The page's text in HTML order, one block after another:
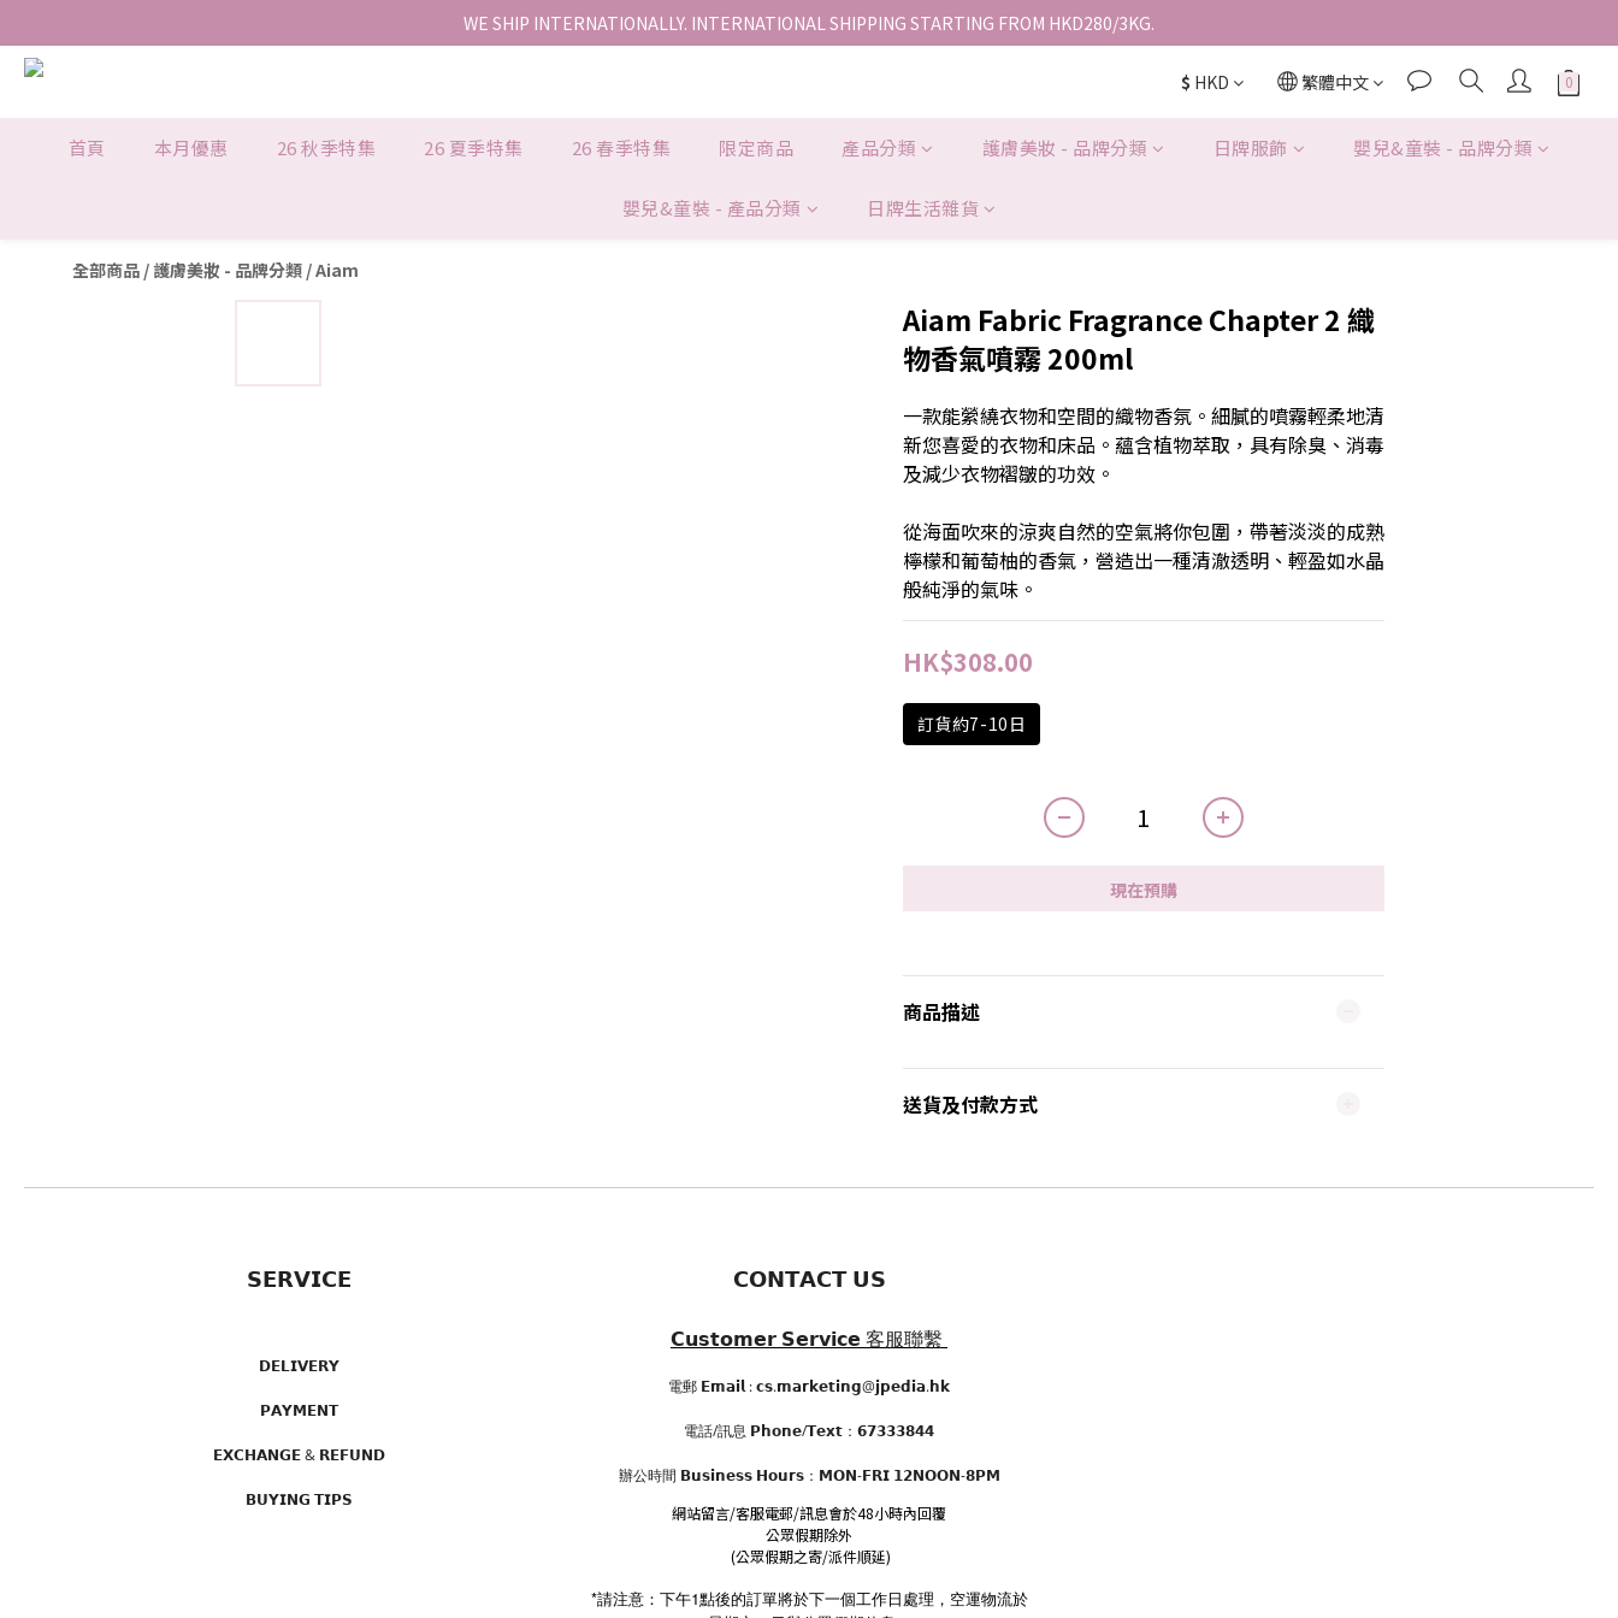
香港地區全店免運。免運費適用於香港順豐站、營業點或智能櫃取件。
WE SHIP INTERNATIONALLY. INTERNATIONAL SHIPPING STARTING FROM HKD280/3KG.
$ HKD 繁體中文
首頁 本月優惠 26 秋季特集 26 夏季特集 26 春季特集 限定商品 產品分類 護膚美妝 - 品牌分類 日牌服飾 嬰兒&童裝 - 品牌分類
嬰兒&童裝 - 產品分類 日牌生活雜貨
全部商品 /護膚美妝 - 品牌分類 /Aiam
Aiam Fabric Fragrance Chapter 2 織
物香氣噴霧 200ml
一款能縈繞衣物和空間的織物香氛。細膩的噴霧輕柔地清
新您喜愛的衣物和床品。蘊含植物萃取，具有除臭、消毒
及減少衣物褶皺的功效。
從海面吹來的涼爽自然的空氣將你包圍，帶著淡淡的成熟
檸檬和葡萄柚的香氣，營造出一種清澈透明、輕盈如水晶
般純淨的氣味。
HK$308.00
訂貨約7-10日
現在預購
商品描述
送貨及付款方式
𝗦𝗘𝗥𝗩𝗜𝗖𝗘
𝗗𝗘𝗟𝗜𝗩𝗘𝗥𝗬
𝗣𝗔𝗬𝗠𝗘𝗡𝗧
𝗘𝗫𝗖𝗛𝗔𝗡𝗚𝗘 & 𝗥𝗘𝗙𝗨𝗡𝗗
𝗕𝗨𝗬𝗜𝗡𝗚 𝗧𝗜𝗣𝗦
𝗖𝗢𝗡𝗧𝗔𝗖𝗧 𝗨𝗦
𝗖𝘂𝘀𝘁𝗼𝗺𝗲𝗿 𝗦𝗲𝗿𝘃𝗶𝗰𝗲 客服聯繫
電郵 𝗘𝗺𝗮𝗶𝗹 : 𝗰𝘀.𝗺𝗮𝗿𝗸𝗲𝘁𝗶𝗻𝗴@𝗷𝗽𝗲𝗱𝗶𝗮.𝗵𝗸
電話/訊息 𝗣𝗵𝗼𝗻𝗲/𝗧𝗲𝘅𝘁：𝟲𝟳𝟯𝟯𝟯𝟴𝟰𝟰
辦公時間 𝗕𝘂𝘀𝗶𝗻𝗲𝘀𝘀 𝗛𝗼𝘂𝗿𝘀：𝗠𝗢𝗡-𝗙𝗥𝗜 𝟭𝟮𝗡𝗢𝗢𝗡-𝟴𝗣𝗠
網站留言/客服電郵/訊息會於48小時內回覆
公眾假期除外
(公眾假期之寄/派件順延)
*請注意：下午1點後的訂單將於下一個工作日處理，空運物流於